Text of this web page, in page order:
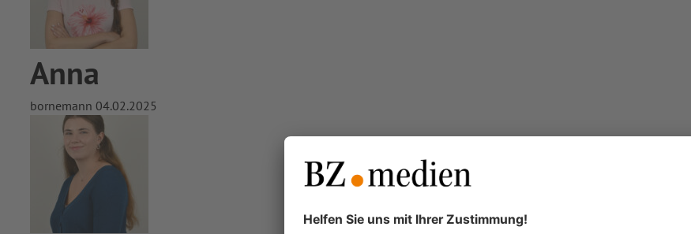
Anna
bornemann 04.02.2025